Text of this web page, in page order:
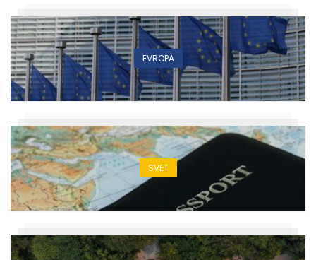
EVROPA
SVET